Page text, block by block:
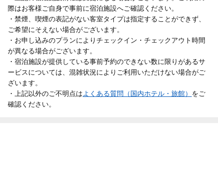
際はお客様ご自身で事前に宿泊施設へご確認ください。
・禁煙、喫煙の表記がない客室タイプは指定することができず、
ご希望にそえない場合がございます。
・お申し込みのプランによりチェックイン・チェックアウト時間
が異なる場合がございます。
・宿泊施設が提供している事前予約のできない数に限りがあるサ
ービスについては、混雑状況によりご利用いただけない場合がご
ざいます。
・上記以外のご不明点はよくある質問（国内ホテル・旅館） をご
確認ください。